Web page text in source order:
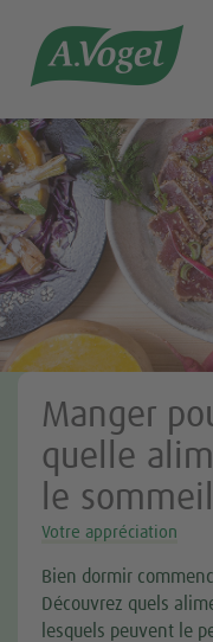

Manger
quelle
le
Votre appréciation
Bien dormir
Découvrez quels
lesquels peuvent le